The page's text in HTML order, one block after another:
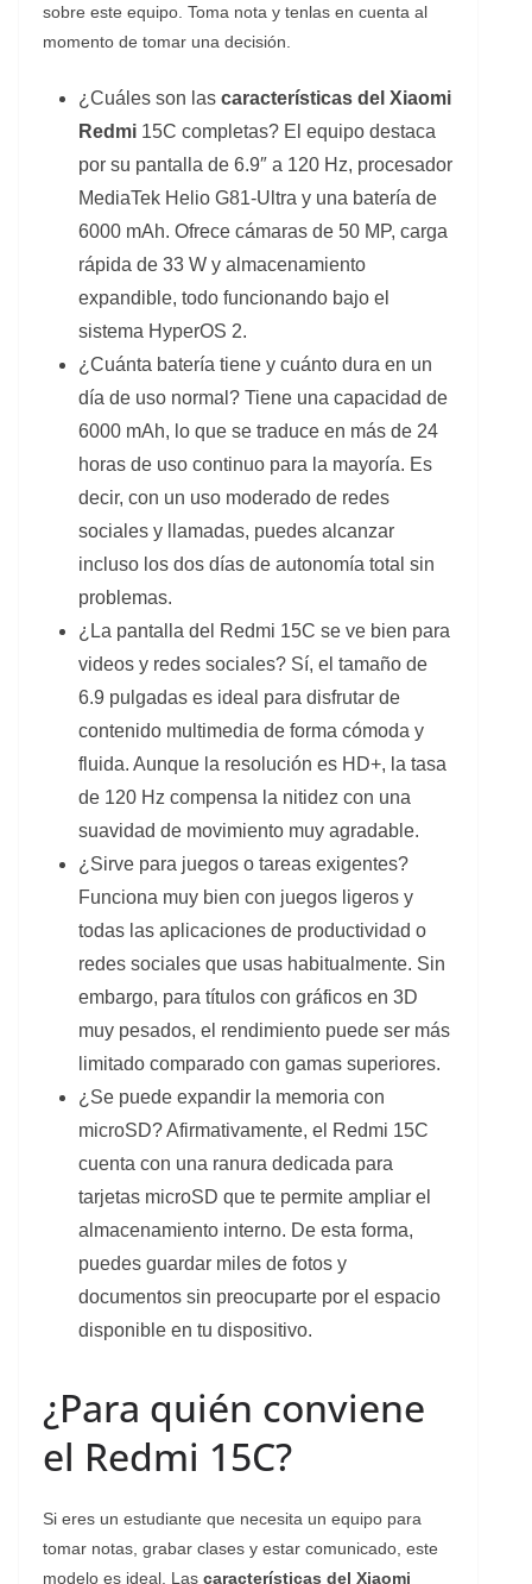
sobre este equipo. Toma nota y tenlas en cuenta al
momento de tomar una decisión.
¿Cuáles son las características del Xiaomi
Redmi 15C completas? El equipo destaca
por su pantalla de 6.9″ a 120 Hz, procesador
MediaTek Helio G81-Ultra y una batería de
6000 mAh. Ofrece cámaras de 50 MP, carga
rápida de 33 W y almacenamiento
expandible, todo funcionando bajo el
sistema HyperOS 2.
¿Cuánta batería tiene y cuánto dura en un
día de uso normal? Tiene una capacidad de
6000 mAh, lo que se traduce en más de 24
horas de uso continuo para la mayoría. Es
decir, con un uso moderado de redes
sociales y llamadas, puedes alcanzar
incluso los dos días de autonomía total sin
problemas.
¿La pantalla del Redmi 15C se ve bien para
videos y redes sociales? Sí, el tamaño de
6.9 pulgadas es ideal para disfrutar de
contenido multimedia de forma cómoda y
fluida. Aunque la resolución es HD+, la tasa
de 120 Hz compensa la nitidez con una
suavidad de movimiento muy agradable.
¿Sirve para juegos o tareas exigentes?
Funciona muy bien con juegos ligeros y
todas las aplicaciones de productividad o
redes sociales que usas habitualmente. Sin
embargo, para títulos con gráficos en 3D
muy pesados, el rendimiento puede ser más
limitado comparado con gamas superiores.
¿Se puede expandir la memoria con
microSD? Afirmativamente, el Redmi 15C
cuenta con una ranura dedicada para
tarjetas microSD que te permite ampliar el
almacenamiento interno. De esta forma,
puedes guardar miles de fotos y
documentos sin preocuparte por el espacio
disponible en tu dispositivo.
¿Para quién conviene
el Redmi 15C?
Si eres un estudiante que necesita un equipo para
tomar notas, grabar clases y estar comunicado, este
modelo es ideal. Las características del Xiaomi